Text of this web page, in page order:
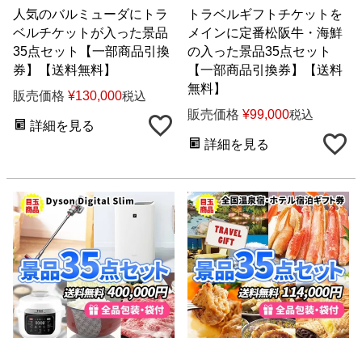
人気のバルミューダにトラ
ベルチケットが入った景品
35点セット【一部商品引換
券】【送料無料】
販売価格 ¥130,000税込
詳細を見る
トラベルギフトチケットを
メインに定番松阪牛・海鮮
の入った景品35点セット
【一部商品引換券】【送料
無料】
販売価格 ¥99,000税込
詳細を見る